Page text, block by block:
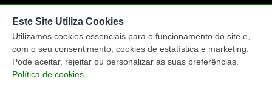
Contacto:
(+351) 919 103 011
chamada para rede móvel nacional
Este Site Utiliza Cookies
Utilizamos cookies essenciais para o funcionamento do site e,
com o seu consentimento, cookies de estatística e marketing.
Pode aceitar, rejeitar ou personalizar as suas preferências.
Política de cookies